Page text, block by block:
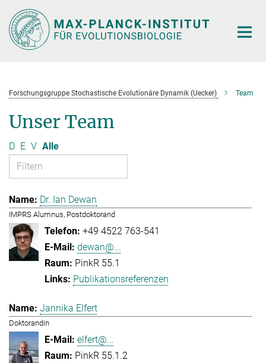
Hauptinhalt
Forschungsgruppe Stochastische Evolutionäre Dynamik (Uecker) Team
Unser Team
D E V Alle
Dr. Ian Dewan
IMPRS Alumnus, Postdoktorand
+49 4522 763-541
dewan@...
PinkR 55.1
Publikationsreferenzen
Jannika Elfert
Doktorandin
elfert@...
PinkR 55.1.2